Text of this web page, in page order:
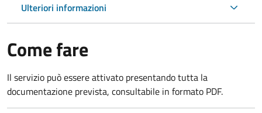
Ulteriori informazioni
Come fare
Il servizio può essere attivato presentando tutta la
documentazione prevista, consultabile in formato PDF.